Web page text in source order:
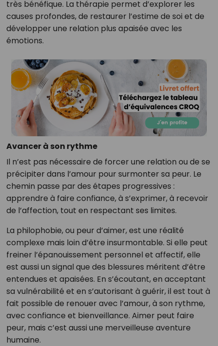
très bénéfique. La thérapie permet d’explorer les
causes profondes, de restaurer l’estime de soi et de
développer une relation plus apaisée avec les
émotions.
Avancer à son rythme
Il n’est pas nécessaire de forcer une relation ou de se
précipiter dans l’amour pour surmonter sa peur. Le
chemin passe par des étapes progressives :
apprendre à faire confiance, à s’exprimer, à recevoir
de l’affection, tout en respectant ses limites.
La philophobie, ou peur d’aimer, est une réalité
complexe mais loin d’être insurmontable. Si elle peut
freiner l’épanouissement personnel et affectif, elle
est aussi un signal que des blessures méritent d’être
entendues et apaisées. En s’écoutant, en acceptant
sa vulnérabilité et en s’autorisant à guérir, il est tout à
fait possible de renouer avec l’amour, à son rythme,
avec confiance et bienveillance. Aimer peut faire
peur, mais c’est aussi une merveilleuse aventure
humaine.